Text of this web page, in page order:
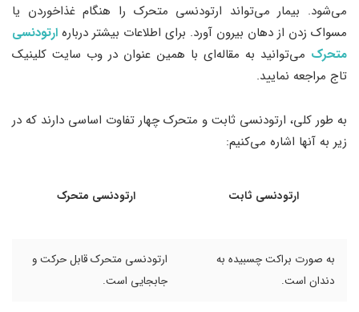
می‌شود. بیمار می‌تواند ارتودنسی متحرک را هنگام غذاخوردن یا
مسواک زدن از دهان بیرون آورد. برای اطلاعات بیشتر درباره ارتودنسی
متحرک می‌توانید به مقاله‌ای با همین عنوان در وب سایت کلینیک
تاج مراجعه نمایید.
به طور کلی، ارتودنسی ثابت و متحرک چهار تفاوت اساسی دارند که در
زیر به آنها اشاره می‌کنیم:
ارتودنسی ثابت ارتودنسی متحرک
به صورت براکت چسبیده به
دندان است.
ارتودنسی متحرک قابل حرکت و
جابجایی است.